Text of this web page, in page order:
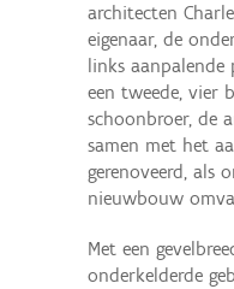
architecten
eigenaar, de
links
een tweede, vier
schoonbroer, de
samen met het
gerenoveerd, als
nieuwbouw
Met een
onderkelderde